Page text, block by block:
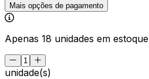
Mais opções de pagamento
Apenas 18 unidades em estoque
unidade(s)